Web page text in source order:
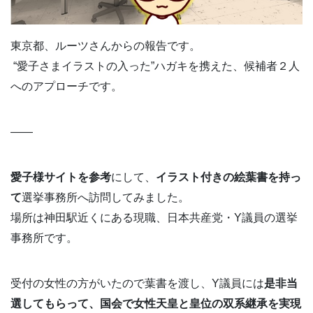
東京都、ルーツさんからの報告です。
“愛子さまイラストの入った”ハガキを携えた、候補者２人
へのアプローチです。
——
愛子様サイトを参考にして、 イラスト付きの絵葉書を持っ
て選挙事務所へ訪問してみました。
場所は神田駅近くにある現職、日本共産党・Y議員の選挙
事務所です。
受付の女性の方がいたので葉書を渡し、Y議員には是非当
選してもらって、国会で女性天皇と皇位の双系継承を実現